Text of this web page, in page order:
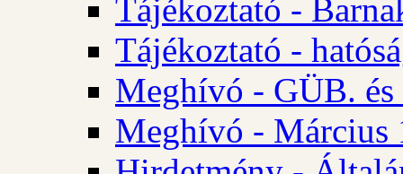
Tájékoztató -
Tájékoztató -
Meghívó - GÜB.
Meghívó - Március